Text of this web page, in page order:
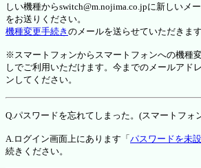
しい機種からswitch@m.nojima.co.jpに新しいメ
をお送りください。
機種変更手続き のメールを送らせていただきます
※スマートフォンからスマートフォンへの機種
しでご利用いただけます。今までのメールアド
ンしてください。
Q.パスワードを忘れてしまった。(スマートフォ
A.ログイン画面上にあります「 パスワードを未
続きください。